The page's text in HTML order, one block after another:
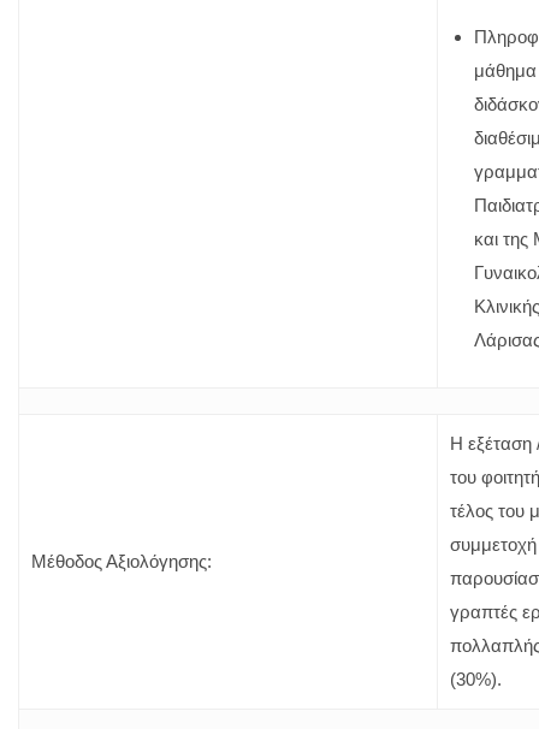
μάθημα
και της
Μέθοδος Αξιολόγησης:
Η εξέταση
του
τέλος του
γραπτές
(30%).